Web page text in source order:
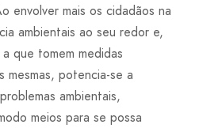
envolver mais os cidadãos na
ambientais ao seu redor e,
que tomem medidas
mesmas, potencia-se a
ambientais,
meios para se possa